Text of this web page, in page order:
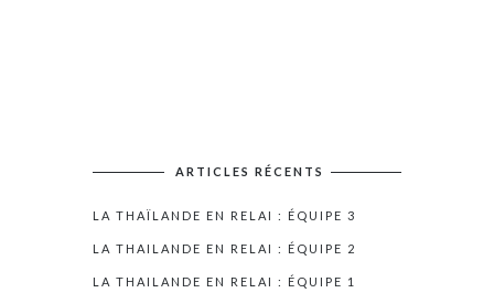
ARTICLES RÉCENTS
LA THAÏLANDE EN RELAI : ÉQUIPE 3
LA THAILANDE EN RELAI : ÉQUIPE 2
LA THAILANDE EN RELAI : ÉQUIPE 1